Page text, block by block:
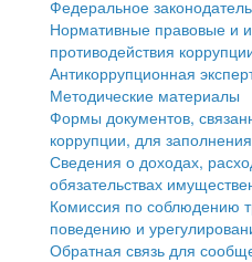
Генеральные планы
Проекты планировки
Собрание депутатов
Городское поселение
Сельские поселения
Федеральное
Нормативные правовые и
противодействия
Антикоррупционная
Методические материалы
Формы документов,
коррупции, для заполнения
Сведения о доходах,
обязательствах
Комиссия по соблюдению
поведению и
Обратная связь для